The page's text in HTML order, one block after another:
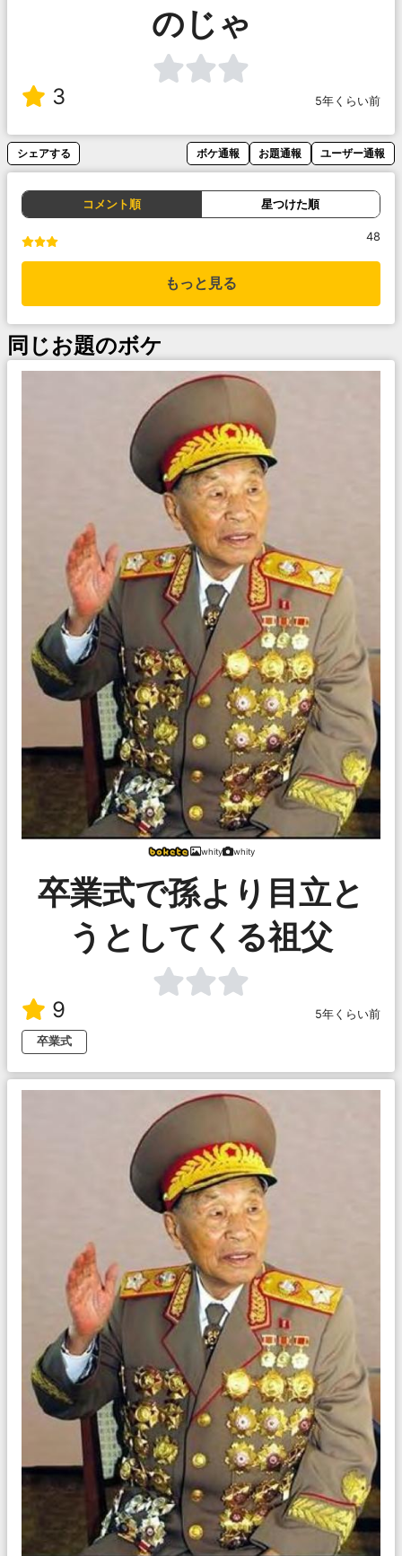
のじゃ
3 5年くらい前
シェアする ボケ通報 お題通報 ユーザー通報
コメント順 星つけた順
48
もっと見る
同じお題のボケ
whity whity
卒業式で孫より目立と
うとしてくる祖父
9
5年くらい前
卒業式